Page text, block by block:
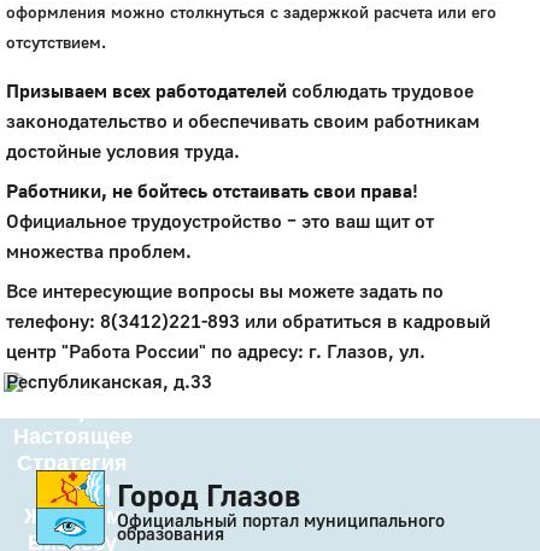
Город
Глазов
Официальный портал
муниципального
образования
Настоящее
Стратегия
Гостям
Жителям
Бизнесу
оформления можно столкнуться с задержкой расчета или его
отсутствием.
Призываем всех работодателей соблюдать трудовое
законодательство и обеспечивать своим работникам
достойные условия труда.
Работники, не бойтесь отстаивать свои права!
Официальное трудоустройство – это ваш щит от
множества проблем.
Все интересующие вопросы вы можете задать по
телефону: 8(3412)221-893 или обратиться в кадровый
центр "Работа России" по адресу: г. Глазов, ул.
Республиканская, д.33
Город Глазов
Официальный портал муниципального
образования